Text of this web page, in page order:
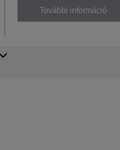
További információ